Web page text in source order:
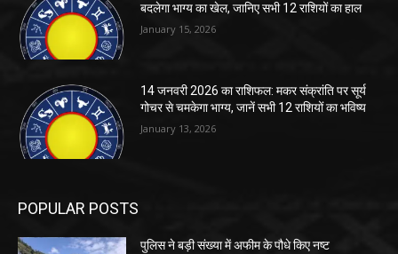
बदलेगा भाग्य का खेल, जानिए सभी 12 राशियों का हाल
January 15, 2026
14 जनवरी 2026 का राशिफल: मकर संक्रांति पर सूर्य
गोचर से चमकेगा भाग्य, जानें सभी 12 राशियों का भविष्य
January 13, 2026
POPULAR POSTS
पुलिस ने बड़ी संख्या में अफीम के पौधे किए नष्ट